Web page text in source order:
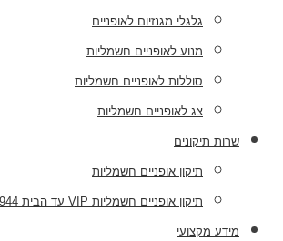
גלגלי מגנזיום לאופניים
מנוע לאופניים חשמליות
סוללות לאופניים חשמליות
צג לאופניים חשמליות
שרות תיקונים
תיקון אופניים חשמליות
תיקון אופניים חשמליות VIP עד הבית 03-6918944
מידע מקצועי